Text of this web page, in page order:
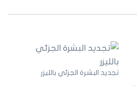
تجديد البشرة الجزئي بالليزر